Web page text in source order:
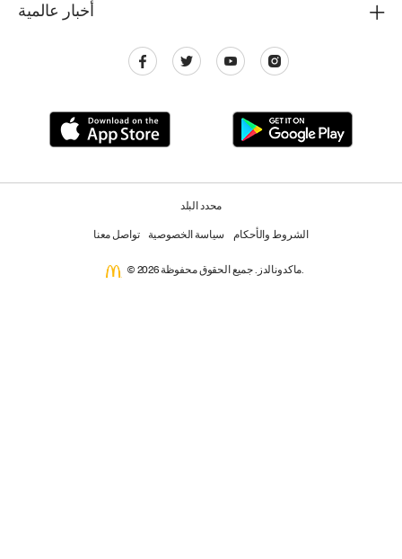
أخبار عالمية
محدد البلد
تواصل معنا سياسة الخصوصية الشروط والأحكام
© 2026 ماكدونالدز. جميع الحقوق محفوظة.